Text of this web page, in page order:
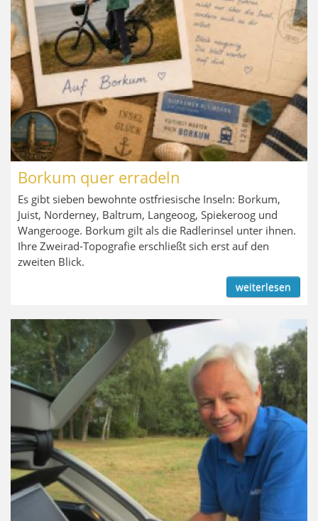
Borkum quer erradeln
Es gibt sieben bewohnte ostfriesische Inseln: Borkum,
Juist, Norderney, Baltrum, Langeoog, Spiekeroog und
Wangerooge. Borkum gilt als die Radlerinsel unter ihnen.
Ihre Zweirad-Topografie erschließt sich erst auf den
zweiten Blick.
weiterlesen